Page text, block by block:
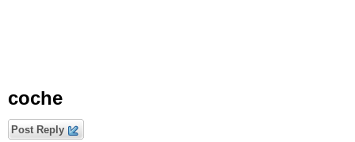
coche
Post Reply